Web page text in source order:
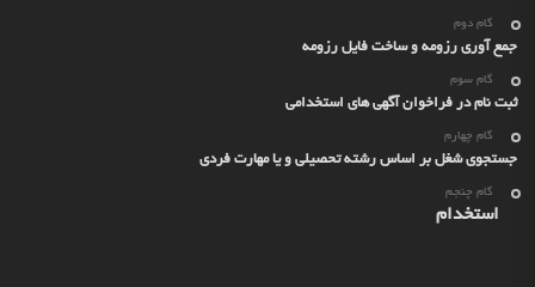
گام دوم
جمع آوری رزومه و ساخت فایل رزومه
گام سوم
ثبت نام در فراخوان آگهی های استخدامی
گام چهارم
جستجوی شغل بر اساس رشته تحصیلی و یا مهارت فردی
گام چنجم
استخدام